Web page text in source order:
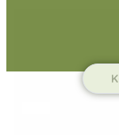
Search
...